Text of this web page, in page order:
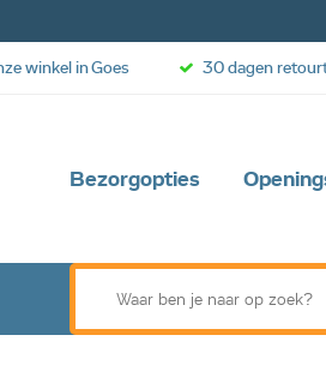
Bezorgopties
winkel in Goes 30 dagen